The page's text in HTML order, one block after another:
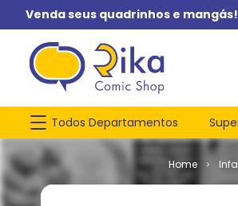
Venda seus quadrinhos e mangás!
Todos Departamentos